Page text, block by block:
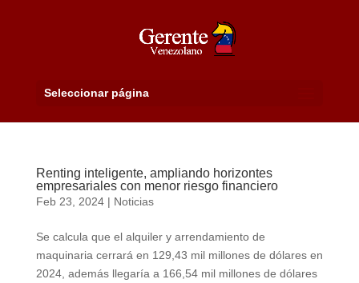
Seleccionar página
Renting inteligente, ampliando horizontes
empresariales con menor riesgo financiero
Feb 23, 2024| Noticias
Se calcula que el alquiler y arrendamiento de
maquinaria cerrará en 129,43 mil millones de dólares en
2024, además llegaría a 166,54 mil millones de dólares